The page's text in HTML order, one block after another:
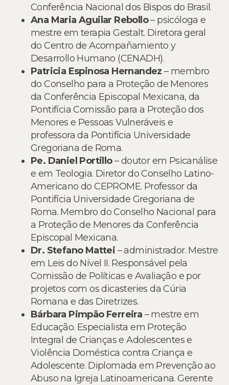
Conferência Nacional dos Bispos do Brasil.
Ana Maria Aguilar Rebollo– psicóloga e
mestre em terapia Gestalt. Diretora geral
do Centro de Acompañamiento y
Desarrollo Humano (CENADH).
Patricia Espinosa Hernandez – membro
do Conselho para a Proteção de Menores
da Conferência Episcopal Mexicana, da
Pontifícia Comissão para a Proteção dos
Menores e Pessoas Vulneráveis e
professora da Pontifícia Universidade
Gregoriana de Roma.
Pe. Daniel Portillo– doutor em Psicanálise
e em Teologia. Diretor do Conselho Latino-
Americano do CEPROME. Professor da
Pontifícia Universidade Gregoriana de
Roma. Membro do Conselho Nacional para
a Proteção de Menores da Conferência
Episcopal Mexicana.
Dr. Stefano Mattei – administrador. Mestre
em Leis do Nível II. Responsável pela
Comissão de Políticas e Avaliação e por
projetos com os dicasteries da Cúria
Romana e das Diretrizes.
Bárbara Pimpão Ferreira – mestre em
Educação. Especialista em Proteção
Integral de Crianças e Adolescentes e
Violência Doméstica contra Criança e
Adolescente. Diplomada em Prevenção ao
Abuso na Igreja Latinoamericana. Gerente